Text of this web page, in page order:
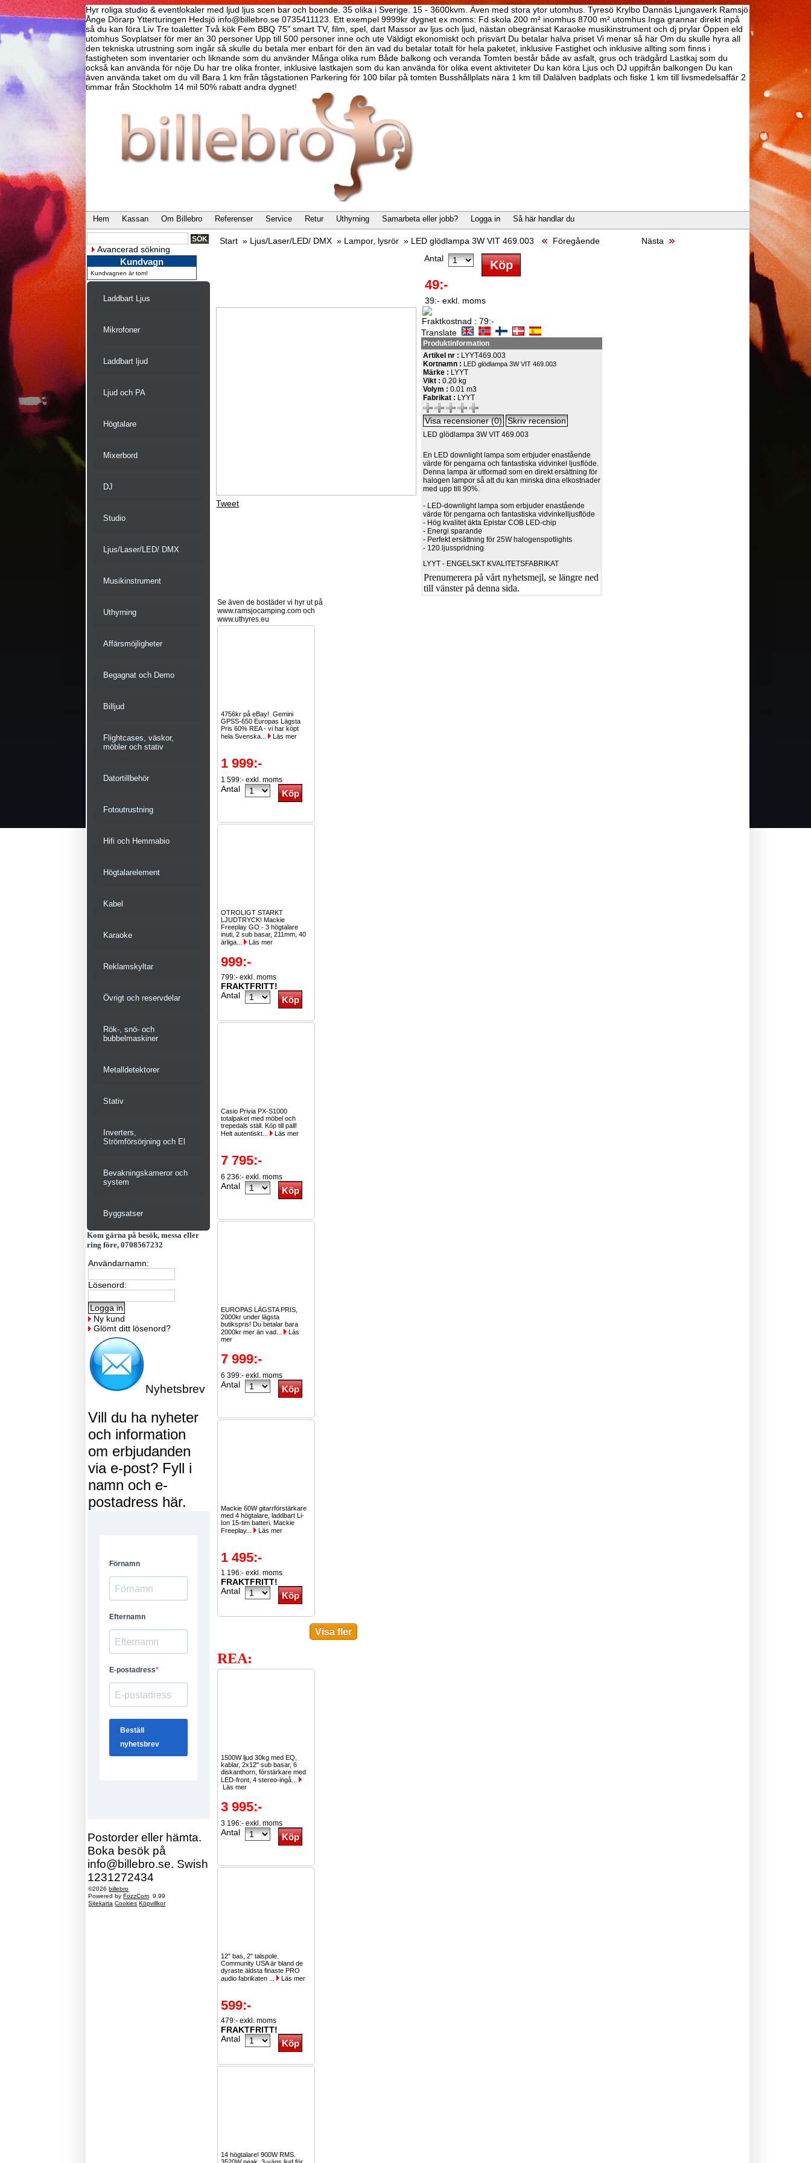
Hyr roliga studio & eventlokaler med ljud ljus scen bar och boende. 35 olika i Sverige. 15 - 3600kvm. Även med stora ytor utomhus. Tyresö Krylbo Dannäs Ljungaverk Ramsjö
Ånge Dörarp Ytterturingen Hedsjö info@billebro.se 0735411123. Ett exempel 9999kr dygnet ex moms: Fd skola 200 m² inomhus 8700 m² utomhus Inga grannar direkt inpå
så du kan föra Liv Tre toaletter Två kök Fem BBQ 75" smart TV, film, spel, dart Massor av ljus och ljud, nästan obegränsat Karaoke musikinstrument och dj prylar Öppen eld
utomhus Sovplatser för mer än 30 personer Upp till 500 personer inne och ute Väldigt ekonomiskt och prisvärt Du betalar halva priset Vi menar så här Om du skulle hyra all
den tekniska utrustning som ingår så skulle du betala mer enbart för den än vad du betalar totalt för hela paketet, inklusive Fastighet och inklusive allting som finns i
fastigheten som inventarier och liknande som du använder Många olika rum Både balkong och veranda Tomten består både av asfalt, grus och trädgård Lastkaj som du
också kan använda för nöje Du har tre olika fronter, inklusive lastkajen som du kan använda för olika event aktiviteter Du kan köra Ljus och DJ uppifrån balkongen Du kan
även använda taket om du vill Bara 1 km från tågstationen Parkering för 100 bilar på tomten Busshållplats nära 1 km till Dalälven badplats och fiske 1 km till livsmedelsaffär 2
timmar från Stockholm 14 mil 50% rabatt andra dygnet!
Hem Kassan Om Billebro Referenser Service Retur Uthyrning Samarbeta eller jobb? Logga in Så här handlar du
Avancerad sökning
Kundvagn
Kundvagnen är tom!
Laddbart Ljus
Mikrofoner
Laddbart ljud
Ljud och PA
Högtalare
Mixerbord
DJ
Studio
Ljus/Laser/LED/ DMX
Musikinstrument
Uthyrning
Affärsmöjligheter
Begagnat och Demo
Billjud
Flightcases, väskor,
möbler och stativ
Datortillbehör
Fotoutrustning
Hifi och Hemmabio
Högtalarelement
Kabel
Karaoke
Reklamskyltar
Övrigt och reservdelar
Rök-, snö- och
bubbelmaskiner
Metalldetektorer
Stativ
Inverters,
Strömförsörjning och El
Bevakningskameror och
system
Byggsatser
Kom gärna på besök, messa eller
ring före, 0708567232
Användarnamn:
Lösenord:
Ny kund
Glömt ditt lösenord?
Nyhetsbrev
Vill du ha nyheter
och information
om erbjudanden
via e-post? Fyll i
namn och e-
postadress här.
Postorder eller hämta.
Boka besök på
info@billebro.se. Swish
1231272434
©2026billebro
Powered byFozzCom 9.99
Sitekarta Cookies Köpvillkor
Start » Ljus/Laser/LED/ DMX » Lampor, lysrör » LED glödlampa 3W VIT 469.003 Föregående Nästa
Tweet
Antal
49:-
39:- exkl. moms
Fraktkostnad : 79:-
Translate
Produktinformation
Artikel nr : LYYT469.003
Kortnamn : LED glödlampa 3W VIT 469.003
Märke : LYYT
Vikt :0.20 kg
Volym :0.01 m3
Fabrikat : LYYT
LED glödlampa 3W VIT 469.003
En LED downlight lampa som erbjuder enastående
värde för pengarna och fantastiska vidvinkel ljusflöde.
Denna lampa är utformad som en direkt ersättning för
halogen lampor så att du kan minska dina elkostnader
med upp till 90%.
- LED-downlight lampa som erbjuder enastående
värde för pengarna och fantastiska vidvinkelljusflöde
- Hög kvalitet äkta Epistar COB LED-chip
- Energi sparande
- Perfekt ersättning för 25W halogenspotlights
- 120 ljusspridning
LYYT - ENGELSKT KVALITETSFABRIKAT
Prenumerera på vårt nyhetsmejl, se längre ned
till vänster på denna sida.
Se även de bostäder vi hyr ut på
www.ramsjocamping.com och
www.uthyres.eu
4756kr på eBay! Gemini
GPSS-650 Europas Lägsta
Pris 60% REA - vi har köpt
hela Svenska...
Läs mer
1 999:-
1 599:- exkl. moms
Antal
OTROLIGT STARKT
LJUDTRYCK! Mackie
Freeplay GO - 3 högtalare
inuti, 2 sub basar, 211mm, 40
ärliga...
Läs mer
999:-
799:- exkl. moms
FRAKTFRITT!
Antal
Casio Privia PX-S1000
totalpaket med möbel och
trepedals ställ. Köp till pall!
Helt autentiskt...
Läs mer
7 795:-
6 236:- exkl. moms
Antal
EUROPAS LÄGSTA PRIS,
2000kr under lägsta
butikspris! Du betalar bara
2000kr mer än vad...
Läs
mer
7 999:-
6 399:- exkl. moms
Antal
Mackie 60W gitarrförstärkare
med 4 högtalare, laddbart Li-
Ion 15-tim batteri. Mackie
Freeplay...
Läs mer
1 495:-
1 196:- exkl. moms
FRAKTFRITT!
Antal
REA:
1500W ljud 30kg med EQ,
kablar, 2x12" sub basar, 6
diskanthorn, förstärkare med
LED-front, 4 stereo-ingå...
Läs mer
3 995:-
3 196:- exkl. moms
Antal
12" bas, 2" talspole.
Community USA är bland de
dyraste äldsta finaste PRO
audio fabrikaten ...
Läs mer
599:-
479:- exkl. moms
FRAKTFRITT!
Antal
14 högtalare! 900W RMS.